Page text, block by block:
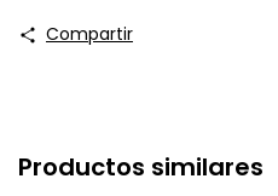
Compartir
Productos similares